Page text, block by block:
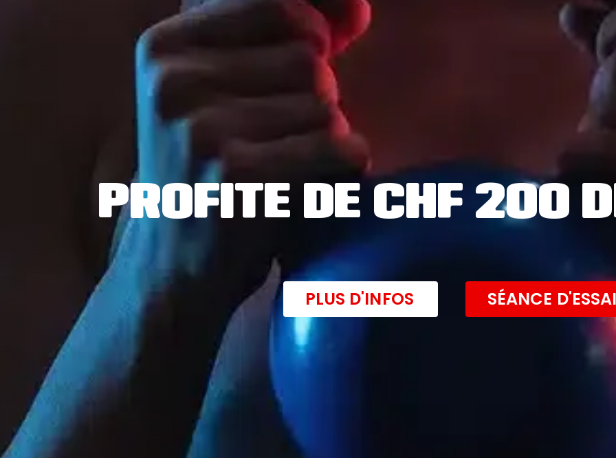
PROFITE DE CHF 200
PLUS D'INFOS SÉANCE